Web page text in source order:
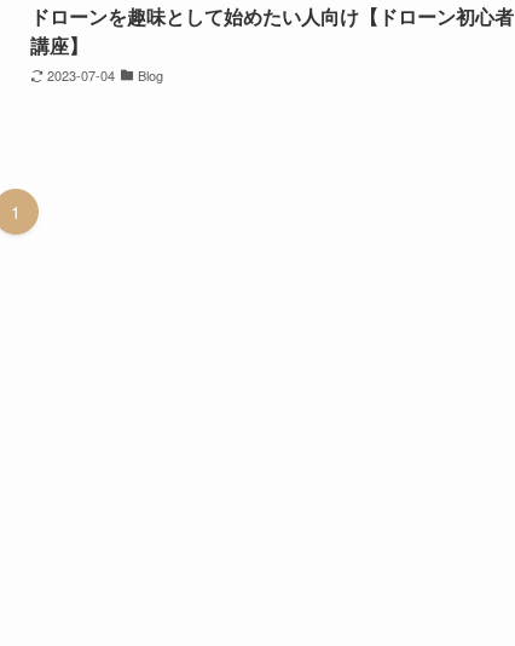
ドローンを趣味として始めたい人向け【ドローン初心者
講座】
2023-07-04 Blog
1